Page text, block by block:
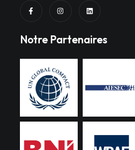
Notre Partenaires